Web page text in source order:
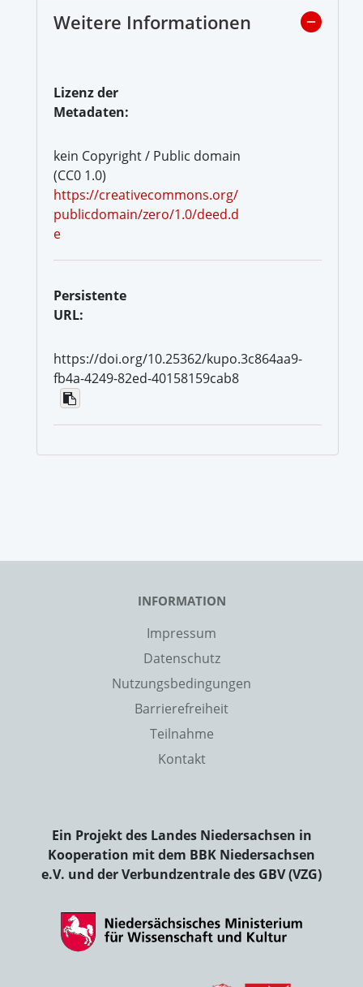
Weitere Informationen
Lizenz der
Metadaten:
kein Copyright / Public domain
(CC0 1.0)
https://creativecommons.org/
publicdomain/zero/1.0/deed.d
e
Persistente
URL:
https://doi.org/10.25362/kupo.3c864aa9-
fb4a-4249-82ed-40158159cab8
INFORMATION
Impressum
Datenschutz
Nutzungsbedingungen
Barrierefreiheit
Teilnahme
Kontakt
Ein Projekt des Landes Niedersachsen in
Kooperation mit dem BBK Niedersachsen
e.V. und der Verbundzentrale des GBV (VZG)